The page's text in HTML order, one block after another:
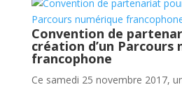
Convention de
création d’un Parcours
francophone
Ce samedi 25 novembre 2017,